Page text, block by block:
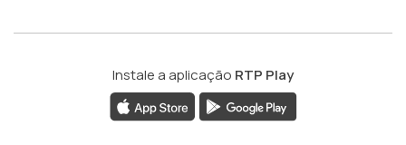
Instale a aplicação RTP Play